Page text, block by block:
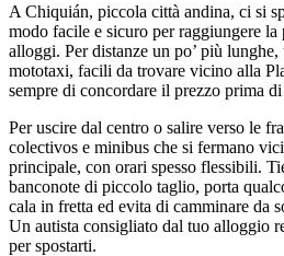
A Chiquián, piccola città andina, ci si
modo facile e sicuro per raggiungere la
alloggi. Per distanze un po’ più
mototaxi, facili da trovare vicino alla
sempre di concordare il prezzo prima di
Per uscire dal centro o salire verso le
colectivos e minibus che si fermano
principale, con orari spesso flessibili.
banconote di piccolo taglio, porta
cala in fretta ed evita di camminare da
Un autista consigliato dal tuo alloggio
per spostarti.